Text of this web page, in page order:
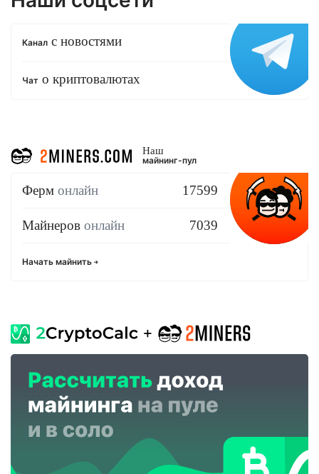
Канал с новостями
Чат о криптовалютах
Наш
майнинг-пул
Ферм онлайн 17599
Майнеров онлайн 7039
Начать майнить